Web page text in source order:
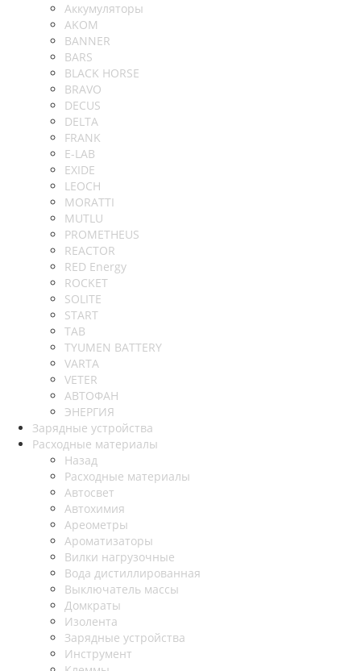
Аккумуляторы
AKOM
BANNER
BARS
BLACK HORSE
BRAVO
DECUS
DELTA
FRANK
E-LAB
EXIDE
LEOCH
MORATTI
MUTLU
PROMETHEUS
REACTOR
RED Energy
ROCKET
SOLITE
START
TAB
TYUMEN BATTERY
VARTA
VETER
АВТОФАН
ЭНЕРГИЯ
Зарядные устройства
Расходные материалы
Назад
Расходные материалы
Автосвет
Автохимия
Ареометры
Ароматизаторы
Вилки нагрузочные
Вода дистиллированная
Выключатель массы
Домкраты
Изолента
Зарядные устройства
Инструмент